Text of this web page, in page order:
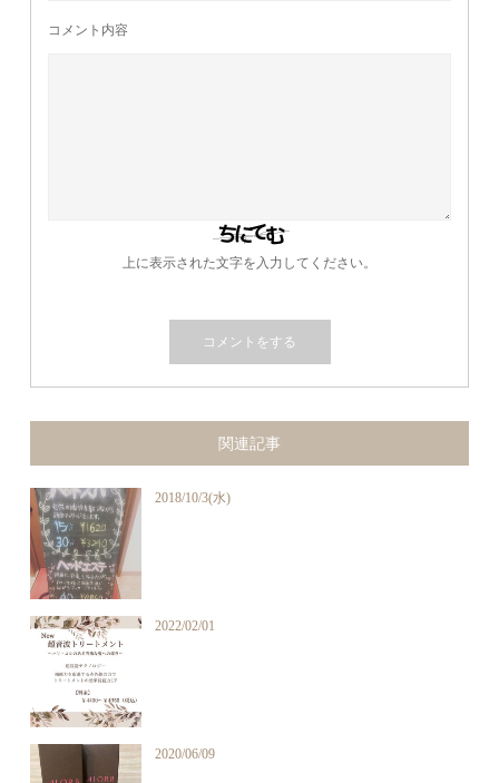
コメント内容
上に表示された文字を入力してください。
関連記事
2018/10/3(水)
2022/02/01
2020/06/09